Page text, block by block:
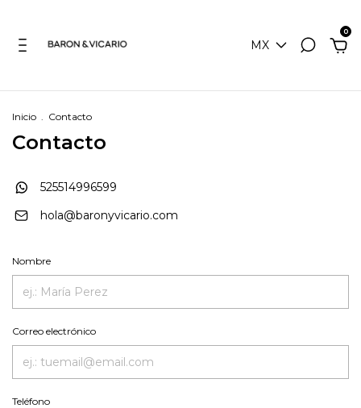
MX
0
Inicio . Contacto
Contacto
525514996599
hola@baronyvicario.com
Nombre
Correo electrónico
Teléfono